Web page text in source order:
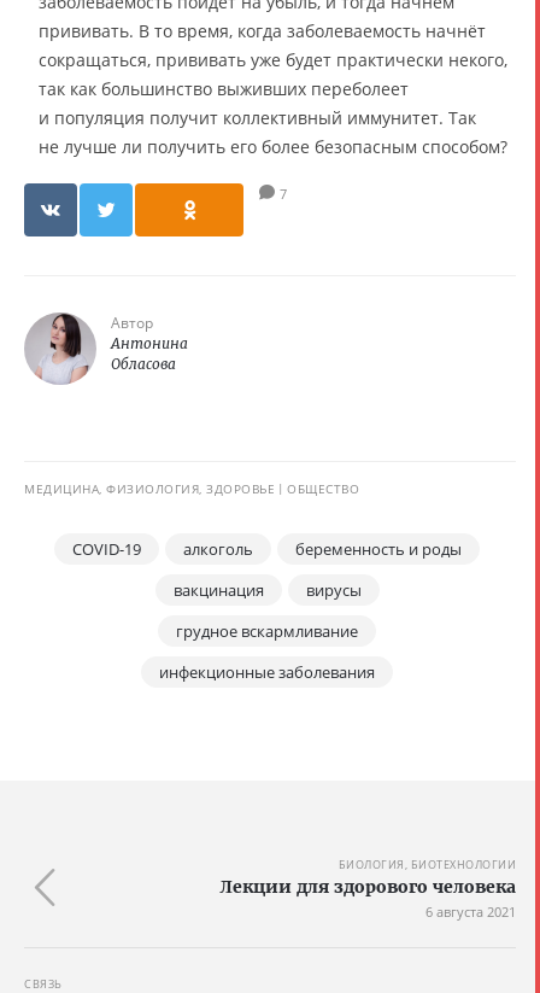
прививать. В то время, когда заболеваемость начнёт
сокращаться, прививать уже будет практически некого,
так как большинство выживших переболеет
и популяция получит коллективный иммунитет. Так
не лучше ли получить его более безопасным способом?
7
Автор
Антонина
Обласова
МЕДИЦИНА, ФИЗИОЛОГИЯ, ЗДОРОВЬЕ ОБЩЕСТВО
COVID-19 алкоголь
беременность и роды
вакцинация
вирусы
грудное вскармливание
инфекционные заболевания
БИОЛОГИЯ, БИОТЕХНОЛОГИИ
Лекции для здорового человека
6 августа 2021
СВЯЗЬ